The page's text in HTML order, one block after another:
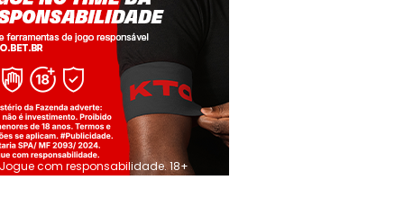
Jogue com responsabilidade. 18+